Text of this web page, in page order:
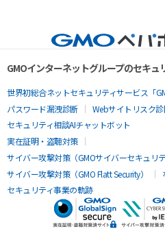
GMOインターネットグループのセキュ
世界初総合ネットセキュリティサービス「
パスワード漏洩診断
Webサイトリスク
セキュリティ相談AIチャットボット
実在証明・盗聴対策
サイバー攻撃対策（GMOサイバーセキュリ
サイバー攻撃対策（GMO Flatt Security）
セキュリティ事業の軌跡